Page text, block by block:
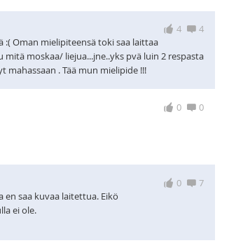
4 4
Oman mielipiteensä toki saa laittaa
moskaa/ liejua...jne..yks pvä luin 2 respasta
. Tää mun mielipide !!!
0 0
0 7
en saa kuvaa laitettua. Eikö
ei ole.